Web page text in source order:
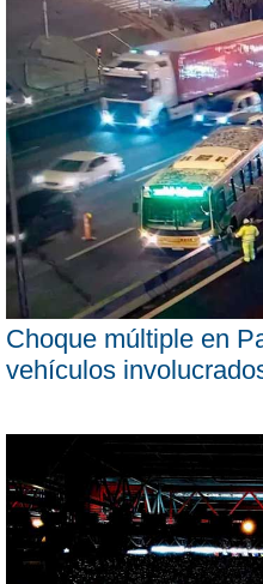
Choque múltiple en
vehículos